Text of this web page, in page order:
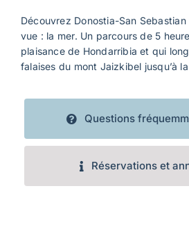
Découvrez Donostia-San
vue : la mer. Un parcours de 5
plaisance de Hondarribia et qui
falaises du mont Jaizkibel jusqu’à
Questions
Réservations et